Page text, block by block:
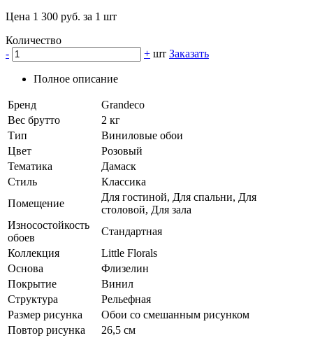
Цена 1 300 руб. за 1 шт
Количество
-
+ шт Заказать
Полное описание
Бренд
Grandeco
Вес брутто
2 кг
Тип
Виниловые обои
Цвет
Розовый
Тематика
Дамаск
Стиль
Классика
Помещение
Для гостиной, Для спальни, Для
столовой, Для зала
Износостойкость
обоев
Стандартная
Коллекция
Little Florals
Основа
Флизелин
Покрытие
Винил
Структура
Рельефная
Размер рисунка
Обои со смешанным рисунком
Повтор рисунка
26,5 см